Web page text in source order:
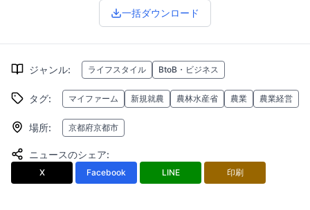
一括ダウンロード
ジャンル: ライフスタイル BtoB・ビジネス
タグ: マイファーム 新規就農 農林水産省 農業 農業経営
場所: 京都府京都市
ニュースのシェア:
X Facebook LINE 印刷